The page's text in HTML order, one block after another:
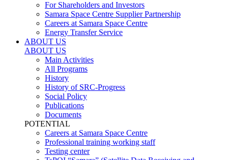
For Shareholders and Investors
Samara Space Centre Supplier Partnership
Careers at Samara Space Centre
Energy Transfer Service
ABOUT US
ABOUT US
Main Activities
All Programs
History
History of SRC-Progress
Social Policy
Publications
Documents
POTENTIAL
Careers at Samara Space Centre
Professional training working staff
Testing center